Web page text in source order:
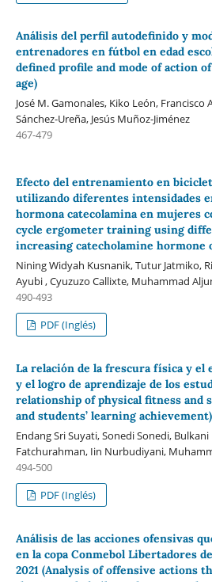
Análisis del perfil autodefinido y
entrenadores en fútbol en edad
defined profile and mode of action
age)
José M. Gamonales, Kiko León, Francisco
Sánchez-Ureña, Jesús Muñoz-Jiménez
467-479
Efecto del entrenamiento en
utilizando diferentes intensidades
hormona catecolamina en mujeres
cycle ergometer training using
increasing catecholamine hormone
Nining Widyah Kusnanik, Tutur Jatmiko,
Ayubi , Cyuzuzo Callixte, Muhammad
490-493
PDF (Inglés)
La relación de la frescura física y el
y el logro de aprendizaje de los
relationship of physical fitness and
and students’ learning achievement)
Endang Sri Suyati, Sonedi Sonedi,
Fatchurahman, Iin Nurbudiyani,
494-500
PDF (Inglés)
Análisis de las acciones ofensivas
en la copa Conmebol Libertadores
2021 (Analysis of offensive actions